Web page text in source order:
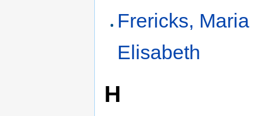
Frericks, Maria
Elisabeth
H